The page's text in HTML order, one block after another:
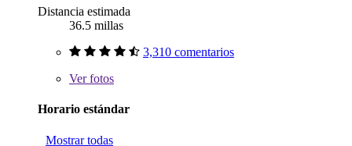
Distancia estimada
36.5 millas
3,310 comentarios
Verfotos
Horario estándar
Mostrar todas